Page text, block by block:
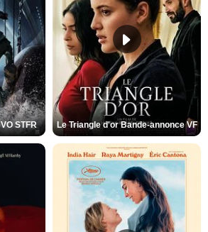
STFR Le Triangle d'or Bande-annonce VF